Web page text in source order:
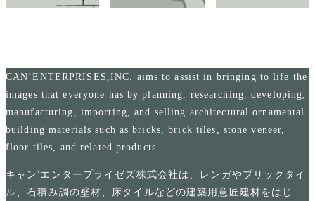
CAN’ENTERPRISES,INC. aims to assist in bringing to life the
images that everyone has by planning, researching, developing,
manufacturing, importing, and selling architectural ornamental
building materials such as bricks, brick tiles, stone veneer,
floor tiles, and related products.
キャン'エンタープライゼズ株式会社は、レンガやブリックタイ
ル、石積み調の壁材、床タイルなどの建築用意匠建材をはじ